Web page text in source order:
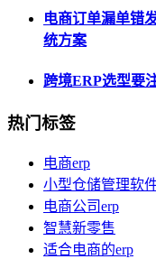
电商订单漏单错
统方案
跨境ERP选型要
热门标签
电商erp
小型仓储管理软
电商公司erp
智慧新零售
适合电商的erp